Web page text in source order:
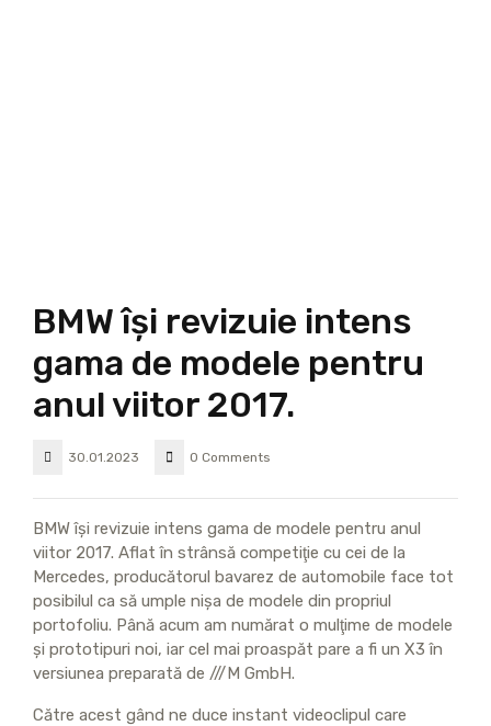
BMW îşi revizuie intens
gama de modele pentru
anul viitor 2017.
30.01.2023 0 Comments
BMW îşi revizuie intens gama de modele pentru anul
viitor 2017. Aflat în strânsă competiţie cu cei de la
Mercedes, producătorul bavarez de automobile face tot
posibilul ca să umple nişa de modele din propriul
portofoliu. Până acum am numărat o mulţime de modele
şi prototipuri noi, iar cel mai proaspăt pare a fi un X3 în
versiunea preparată de ///M GmbH.
Către acest gând ne duce instant videoclipul care